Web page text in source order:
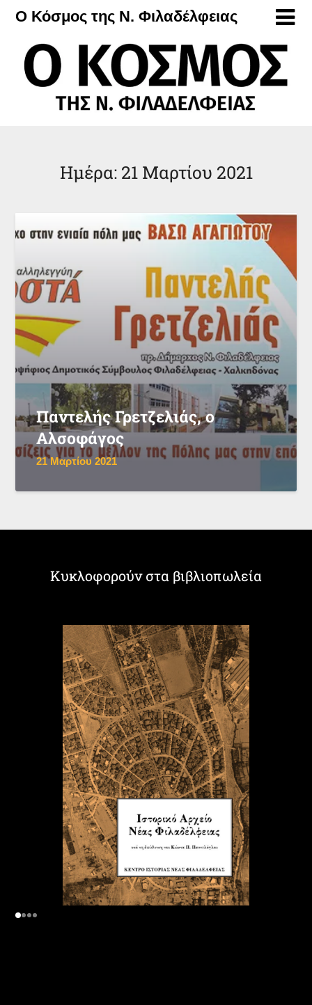
Μετάβαση
περιεχόμενο
Ο Κόσμος της Ν. Φιλαδέλφειας
Ημέρα: 21 Μαρτίου 2021
Παντελής Γρετζελιάς, ο
Αλσοφάγος
21 Μαρτίου 2021
Κυκλοφορούν στα βιβλιοπωλεία